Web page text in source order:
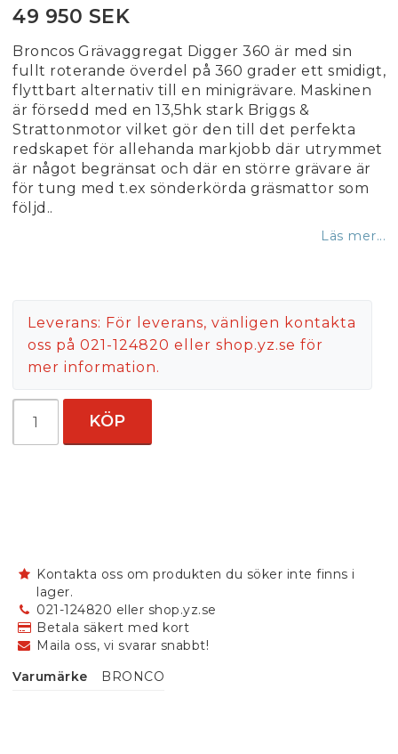
49 950 SEK
Broncos Grävaggregat Digger 360 är med sin
fullt roterande överdel på 360 grader ett smidigt,
flyttbart alternativ till en minigrävare. Maskinen
är försedd med en 13,5hk stark Briggs &
Strattonmotor vilket gör den till det perfekta
redskapet för allehanda markjobb där utrymmet
är något begränsat och där en större grävare är
för tung med t.ex sönderkörda gräsmattor som
följd..
Läs mer...
Leverans: För leverans, vänligen kontakta
oss på 021-124820 eller shop.yz.se för
mer information.
KÖP
Kontakta oss om produkten du söker inte finns i
lager.
021-124820 eller shop.yz.se
Betala säkert med kort
Maila oss, vi svarar snabbt!
Varumärke
BRONCO